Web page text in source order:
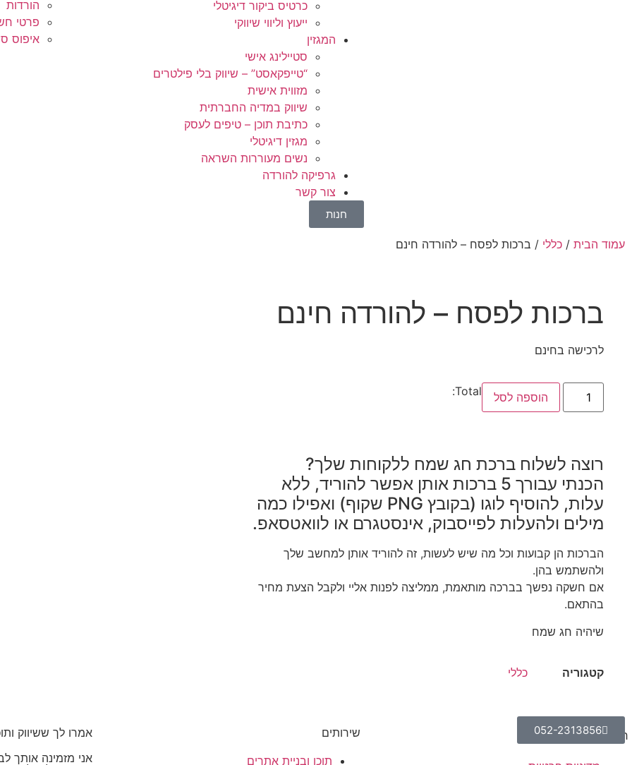
כרטיס ביקור דיגיטלי
ייעוץ וליווי שיווקי
המגזין
סטיילינג אישי
“טייפקאסט” – שיווק בלי פילטרים
מזווית אישית
שיווק במדיה החברתית
כתיבת תוכן – טיפים לעסק
מגזין דיגיטלי
נשים מעוררות השראה
גרפיקה להורדה
צור קשר
חנות
הורדות
פרטי
איפוס
עמוד הבית / כללי / ברכות לפסח – להורדה חינם
ברכות לפסח – להורדה חינם
לרכישה בחינם
הוספה לסל Total:
רוצה לשלוח ברכת חג שמח ללקוחות שלך?
הכנתי עבורך 5 ברכות אותן אפשר להוריד, ללא
עלות, להוסיף לוגו (בקובץ PNG שקוף) ואפילו כמה
מילים ולהעלות לפייסבוק, אינסטגרם או לוואטסאפ.
הברכות הן קבועות וכל מה שיש לעשות, זה להוריד אותן למחשב שלך
ולהשתמש בהן.
אם חשקה נפשך בברכה מותאמת, ממליצה לפנות אליי ולקבל הצעת מחיר
בהתאם.
שיהיה חג שמח
קטגוריה כללי
052-2313856 חנות
שירותים
תוכן ובניית אתרים
אמרו לך ששיווק
אני מזמינה אותך